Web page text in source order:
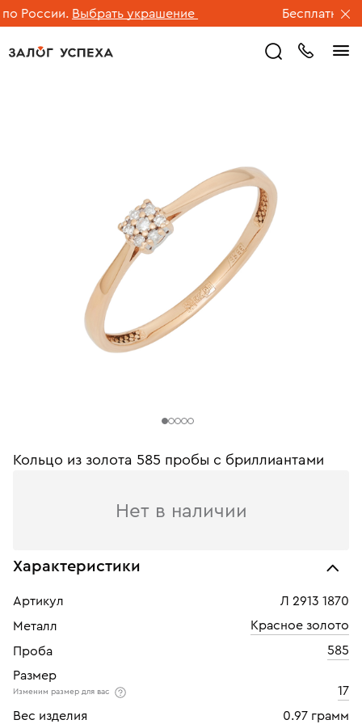
России. Выбрать украшение Бесплатная
Кольцо из золота 585 пробы c бриллиантами
Нет в наличии
Характеристики
Артикул
Л 2913 1870
Металл
Красное золото
Проба
585
Размер
Изменим размер для вас
17
Вес изделия
0.97 грамм